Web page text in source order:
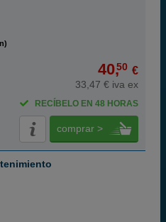
40,50 €
33,47 € iva ex
RECÍBELO EN 48 HORAS
comprar >